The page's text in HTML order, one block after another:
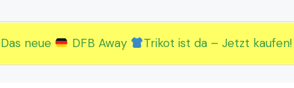
neue DFB Away Trikot ist da – Jetzt kaufen!